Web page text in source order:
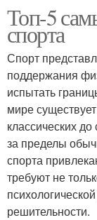
Топ-5
спорта
Спорт
поддержания
испытать
мире
классических
за пределы
спорта
требуют не
решительности.